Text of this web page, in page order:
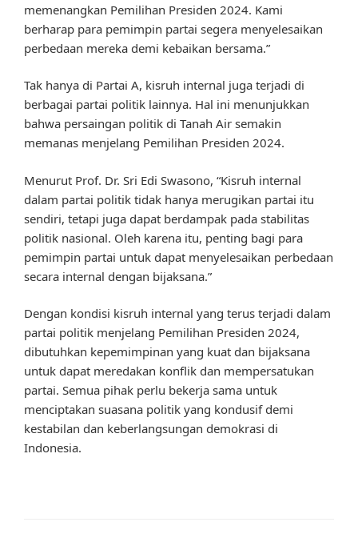
memenangkan Pemilihan Presiden 2024. Kami
berharap para pemimpin partai segera menyelesaikan
perbedaan mereka demi kebaikan bersama.”
Tak hanya di Partai A, kisruh internal juga terjadi di
berbagai partai politik lainnya. Hal ini menunjukkan
bahwa persaingan politik di Tanah Air semakin
memanas menjelang Pemilihan Presiden 2024.
Menurut Prof. Dr. Sri Edi Swasono, “Kisruh internal
dalam partai politik tidak hanya merugikan partai itu
sendiri, tetapi juga dapat berdampak pada stabilitas
politik nasional. Oleh karena itu, penting bagi para
pemimpin partai untuk dapat menyelesaikan perbedaan
secara internal dengan bijaksana.”
Dengan kondisi kisruh internal yang terus terjadi dalam
partai politik menjelang Pemilihan Presiden 2024,
dibutuhkan kepemimpinan yang kuat dan bijaksana
untuk dapat meredakan konflik dan mempersatukan
partai. Semua pihak perlu bekerja sama untuk
menciptakan suasana politik yang kondusif demi
kestabilan dan keberlangsungan demokrasi di
Indonesia.